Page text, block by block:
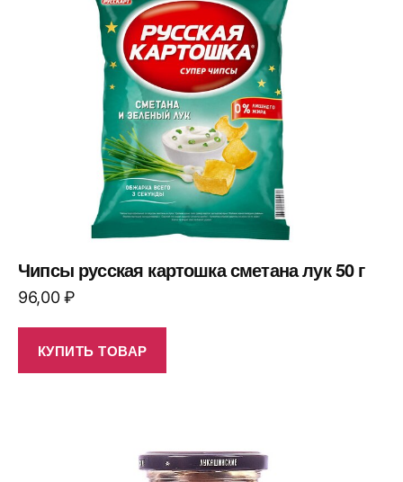
Чипсы русская картошка сметана лук 50 г
96,00₽
КУПИТЬ ТОВАР